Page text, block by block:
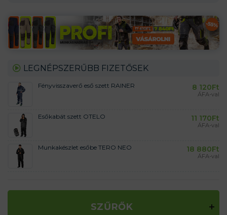
LEGNÉPSZERŰBB FIZETŐSEK
Fényvisszaverő eső szett RAINER 8 120Ft
ÁFA-val
Esőkabát szett OTELO 11 170Ft
ÁFA-val
Munkakészlet esőbe TERO NEO 18 880Ft
ÁFA-val
SZŰRŐK